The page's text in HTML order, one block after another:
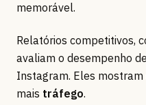
memorável.
Relatórios competitivos,
avaliam o desempenho de
Instagram. Eles mostram
mais tráfego.